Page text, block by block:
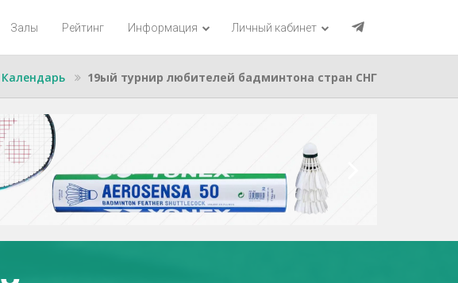
Залы Рейтинг Информация Личный кабинет
Календарь 19ый турнир любителей бадминтона стран СНГ